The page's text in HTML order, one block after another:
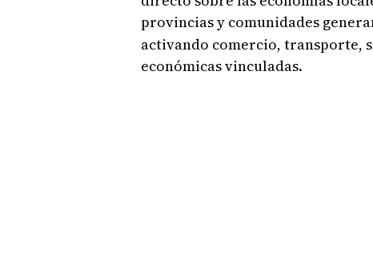
provincias y comunidades
activando comercio, transporte,
económicas vinculadas.